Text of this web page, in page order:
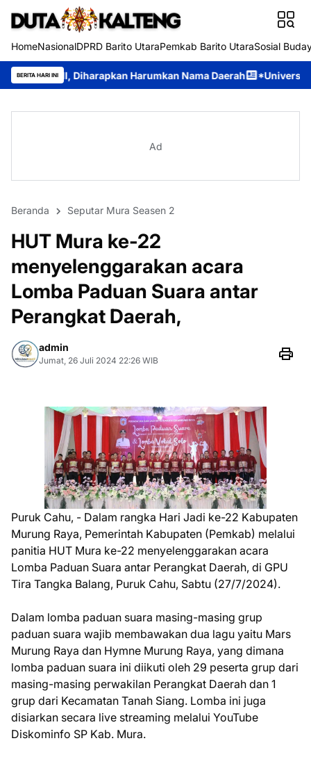
HomeNasionalDPRD Barito UtaraPemkab Barito UtaraSosial
BERITA HARI INIHarumkan Nama Daerah *Universitas Palangka Raya
Ad
Beranda Seputar Mura Seasen 2
HUT Mura ke-22
menyelenggarakan acara
Lomba Paduan Suara antar
Perangkat Daerah,
admin
Jumat, 26 Juli 2024 22:26 WIB
Puruk Cahu, - Dalam rangka Hari Jadi ke-22 Kabupaten
Murung Raya, Pemerintah Kabupaten (Pemkab) melalui
panitia HUT Mura ke-22 menyelenggarakan acara
Lomba Paduan Suara antar Perangkat Daerah, di GPU
Tira Tangka Balang, Puruk Cahu, Sabtu (27/7/2024).
Dalam lomba paduan suara masing-masing grup
paduan suara wajib membawakan dua lagu yaitu Mars
Murung Raya dan Hymne Murung Raya, yang dimana
lomba paduan suara ini diikuti oleh 29 peserta grup dari
masing-masing perwakilan Perangkat Daerah dan 1
grup dari Kecamatan Tanah Siang. Lomba ini juga
disiarkan secara live streaming melalui YouTube
Diskominfo SP Kab. Mura.